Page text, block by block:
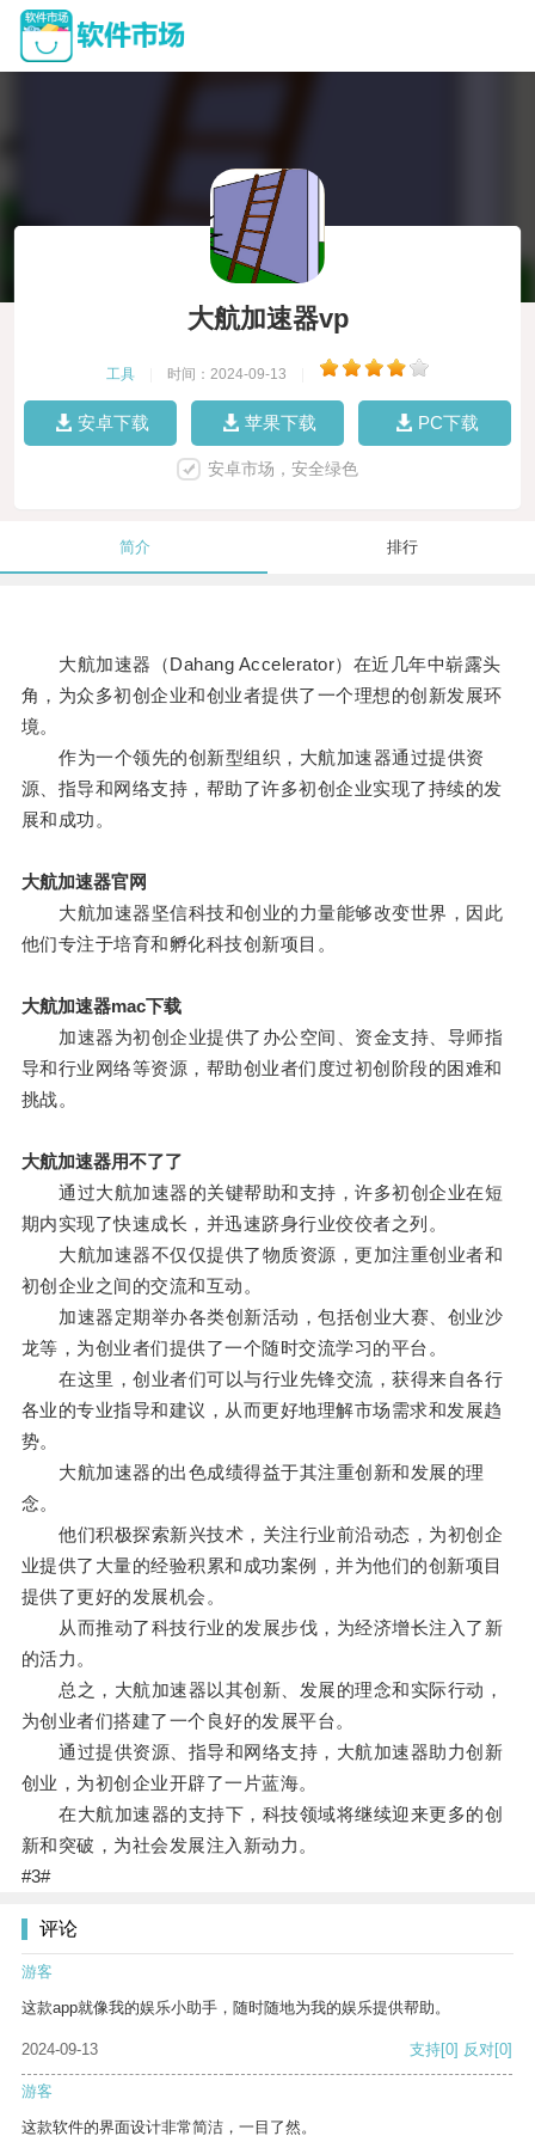
大航加速器vp
工具 时间：2024-09-13
安卓下载 苹果下载 PC下载
安卓市场，安全绿色
简介 排行
大航加速器（Dahang Accelerator）在近几年中崭露头
角，为众多初创企业和创业者提供了一个理想的创新发展环
境。
作为一个领先的创新型组织，大航加速器通过提供资
源、指导和网络支持，帮助了许多初创企业实现了持续的发
展和成功。
大航加速器官网
大航加速器坚信科技和创业的力量能够改变世界，因此
他们专注于培育和孵化科技创新项目。
大航加速器mac下载
加速器为初创企业提供了办公空间、资金支持、导师指
导和行业网络等资源，帮助创业者们度过初创阶段的困难和
挑战。
大航加速器用不了了
通过大航加速器的关键帮助和支持，许多初创企业在短
期内实现了快速成长，并迅速跻身行业佼佼者之列。
大航加速器不仅仅提供了物质资源，更加注重创业者和
初创企业之间的交流和互动。
加速器定期举办各类创新活动，包括创业大赛、创业沙
龙等，为创业者们提供了一个随时交流学习的平台。
在这里，创业者们可以与行业先锋交流，获得来自各行
各业的专业指导和建议，从而更好地理解市场需求和发展趋
势。
大航加速器的出色成绩得益于其注重创新和发展的理
念。
他们积极探索新兴技术，关注行业前沿动态，为初创企
业提供了大量的经验积累和成功案例，并为他们的创新项目
提供了更好的发展机会。
从而推动了科技行业的发展步伐，为经济增长注入了新
的活力。
总之，大航加速器以其创新、发展的理念和实际行动，
为创业者们搭建了一个良好的发展平台。
通过提供资源、指导和网络支持，大航加速器助力创新
创业，为初创企业开辟了一片蓝海。
在大航加速器的支持下，科技领域将继续迎来更多的创
新和突破，为社会发展注入新动力。
#3#
评论
游客
这款app就像我的娱乐小助手，随时随地为我的娱乐提供帮助。
2024-09-13 支持[0] 反对[0]
游客
这款软件的界面设计非常简洁，一目了然。